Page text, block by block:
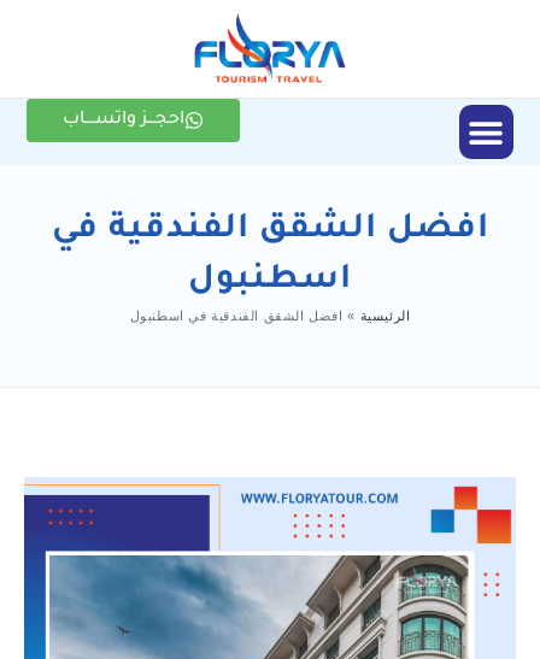
احجـــز واتســــاب
افضل الشقق الفندقية في
اسطنبول
الرئيسية » افضل الشقق الفندقية في اسطنبول